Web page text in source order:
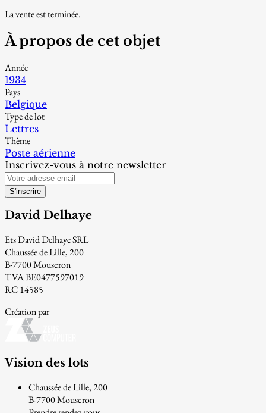
La vente est terminée.
À propos de cet objet
Année
1934
Pays
Belgique
Type de lot
Lettres
Thème
Poste aérienne
Inscrivez-vous à notre newsletter
S'inscrire
David Delhaye
Ets David Delhaye SRL
Chaussée de Lille, 200
B-7700 Mouscron
TVA BE0477597019
RC 14585
Création par
Vision des lots
Chaussée de Lille, 200
B-7700 Mouscron